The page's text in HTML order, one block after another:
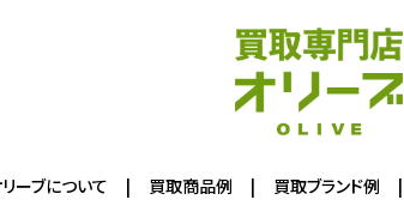
ーブについて 買取商品例 買取ブランド例